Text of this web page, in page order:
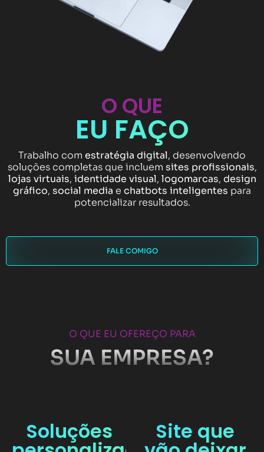
O QUE
EU FAÇO
Trabalho com estratégia digital, desenvolvendo
soluções completas que incluem sites profissionais,
lojas virtuais, identidade visual, logomarcas, design
gráfico, social media e chatbots inteligentes para
potencializar resultados.
FALE COMIGO
O QUE EU OFEREÇO PARA
SUA EMPRESA?
Soluções Site que